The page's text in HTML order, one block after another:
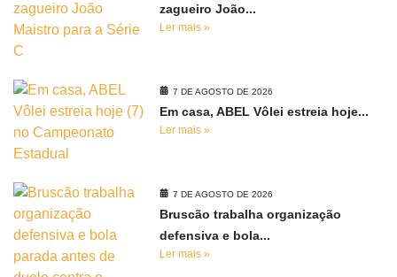
zagueiro João...
Ler mais »
7 DE AGOSTO DE 2026
Em casa, ABEL Vôlei estreia hoje...
Ler mais »
7 DE AGOSTO DE 2026
Bruscão trabalha organização
defensiva e bola...
Ler mais »